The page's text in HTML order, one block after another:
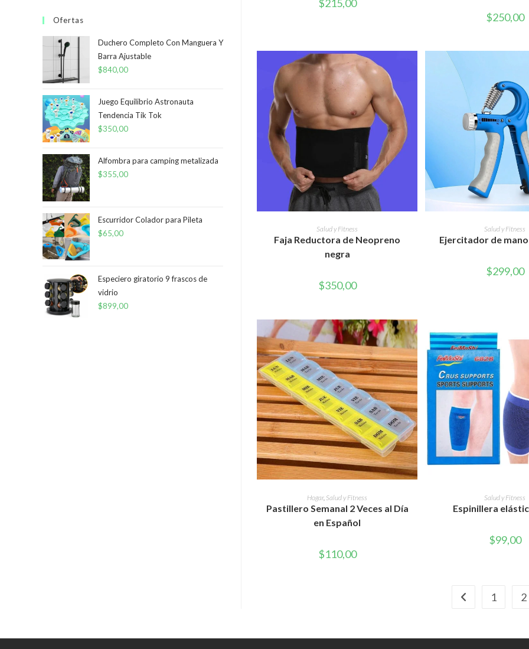
$215,00
$250,00
AÑADIR AL CARRITO
Salud y Fitness
Faja Reductora de Neopreno
negra
$350,00
AÑADIR AL
Salud y Fitness
Ejercitador de
$299,00
AÑADIR AL CARRITO
Hogar, Salud y Fitness
Pastillero Semanal 2 Veces al Día
en Español
$110,00
AÑADIR AL
Salud y Fitness
Espinillera
$99,00
1 2
Ofertas
Duchero Completo Con Manguera Y
Barra Ajustable
$840,00
Juego Equilibrio Astronauta
Tendencia Tik Tok
$350,00
Alfombra para camping metalizada
$355,00
Escurridor Colador para Pileta
$65,00
Especiero giratorio 9 frascos de
vidrio
$899,00